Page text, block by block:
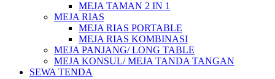
MEJA TAMAN 2 IN 1
MEJA RIAS
MEJA RIAS PORTABLE
MEJA RIAS KOMBINASI
MEJA PANJANG/ LONG TABLE
MEJA KONSUL/ MEJA TANDA TANGAN
SEWA TENDA